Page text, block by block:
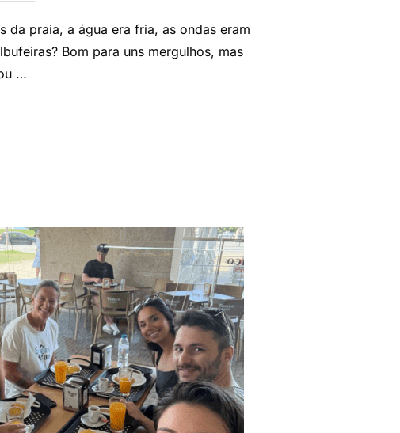
praia, a água era fria, as ondas eram
Bom para uns mergulhos, mas
…